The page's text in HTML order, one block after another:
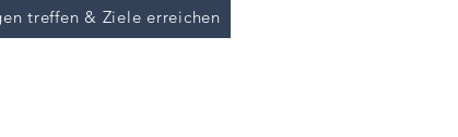
treffen & Ziele erreichen